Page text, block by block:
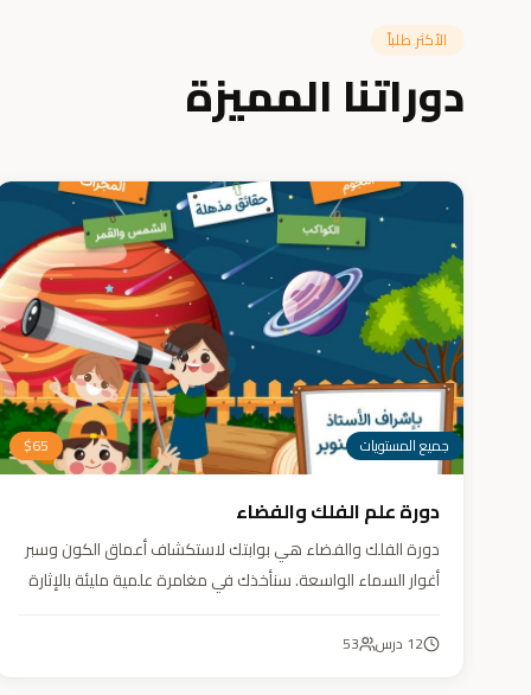
الأكثر طلباً
دوراتنا المميزة
جميع المستويات $65
دورة علم الفلك والفضاء
دورة الفلك والفضاء هي بوابتك لاستكشاف أعماق الكون وسبر
أغوار السماء الواسعة. سنأخذك في مغامرة علمية مليئة بالإثارة
تنير عقلك وتثري خيالك، لتمنحك رؤية جديدة للكون وتفتح لك
12 درس 53